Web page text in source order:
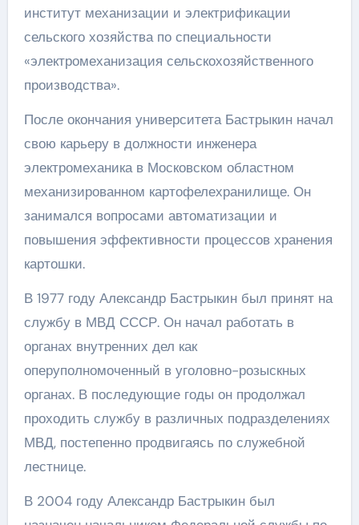
институт механизации и электрификации
сельского хозяйства по специальности
«электромеханизация сельскохозяйственного
производства».
После окончания университета Бастрыкин начал
свою карьеру в должности инженера
электромеханика в Московском областном
механизированном картофелехранилище. Он
занимался вопросами автоматизации и
повышения эффективности процессов хранения
картошки.
В 1977 году Александр Бастрыкин был принят на
службу в МВД СССР. Он начал работать в
органах внутренних дел как
оперуполномоченный в уголовно-розыскных
органах. В последующие годы он продолжал
проходить службу в различных подразделениях
МВД, постепенно продвигаясь по служебной
лестнице.
В 2004 году Александр Бастрыкин был